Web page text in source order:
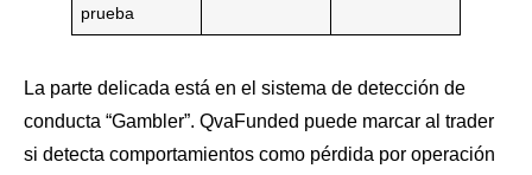
prueba
La parte delicada está en el sistema de detección de
conducta “Gambler”. QvaFunded puede marcar al trader
si detecta comportamientos como pérdida por operación